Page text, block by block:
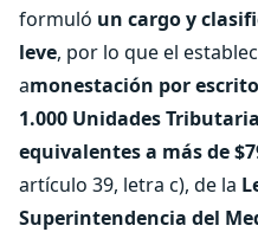
formuló un cargo y
leve, por lo que el
amonestación por
1.000 Unidades
equivalentes a más de
artículo 39, letra c), de la
Superintendencia del